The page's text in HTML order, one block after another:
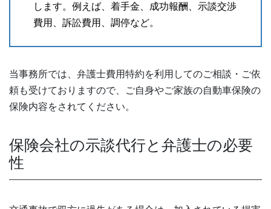
します。例えば、着手金、成功報酬、示談交渉
費用、訴訟費用、調停など。
当事務所では、弁護士費用特約を利用してのご相談・ご依
頼も受けておりますので、ご自身やご家族の自動車保険の
保険内容をされてください。
保険会社の示談代行と弁護士の必要
性